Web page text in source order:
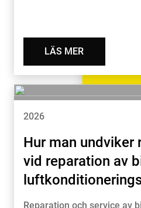
LÄS MER
2026
Hur man undviker
vid reparation av
Reparation och service av